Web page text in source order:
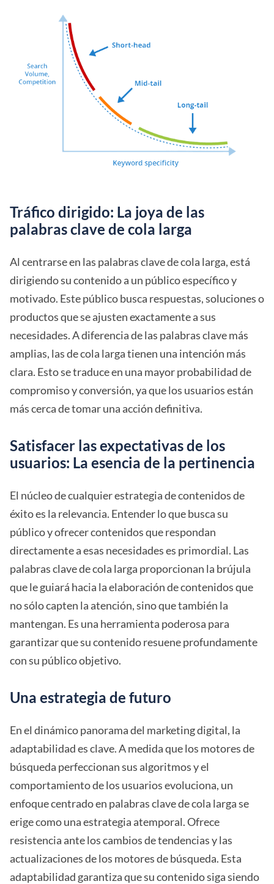
Tráfico dirigido: La joya de las
palabras clave de cola larga
Al centrarse en las palabras clave de cola larga, está
dirigiendo su contenido a un público específico y
motivado. Este público busca respuestas, soluciones o
productos que se ajusten exactamente a sus
necesidades. A diferencia de las palabras clave más
amplias, las de cola larga tienen una intención más
clara. Esto se traduce en una mayor probabilidad de
compromiso y conversión, ya que los usuarios están
más cerca de tomar una acción definitiva.
Satisfacer las expectativas de los
usuarios: La esencia de la pertinencia
El núcleo de cualquier estrategia de contenidos de
éxito es la relevancia. Entender lo que busca su
público y ofrecer contenidos que respondan
directamente a esas necesidades es primordial. Las
palabras clave de cola larga proporcionan la brújula
que le guiará hacia la elaboración de contenidos que
no sólo capten la atención, sino que también la
mantengan. Es una herramienta poderosa para
garantizar que su contenido resuene profundamente
con su público objetivo.
Una estrategia de futuro
En el dinámico panorama del marketing digital, la
adaptabilidad es clave. A medida que los motores de
búsqueda perfeccionan sus algoritmos y el
comportamiento de los usuarios evoluciona, un
enfoque centrado en palabras clave de cola larga se
erige como una estrategia atemporal. Ofrece
resistencia ante los cambios de tendencias y las
actualizaciones de los motores de búsqueda. Esta
adaptabilidad garantiza que su contenido siga siendo